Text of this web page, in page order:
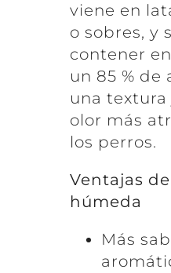
viene en
o sobres, y
contener
un 85 % de
una
olor más
los perros.
Ventajas
húmeda
Más